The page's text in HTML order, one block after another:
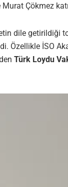
Çökmez
dile getirildiği
Özellikle İSO
Türk Loydu